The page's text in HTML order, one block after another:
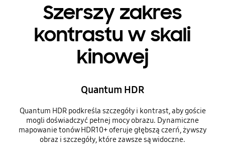
Szerszy zakres
kontrastu w skali
kinowej
Quantum HDR
Quantum HDR podkreśla szczegóły i kontrast, aby goście
mogli doświadczyć pełnej mocy obrazu. Dynamiczne
mapowanie tonów HDR10+ oferuje głębszą czerń, żywszy
obraz i szczegóły, które zawsze są widoczne.